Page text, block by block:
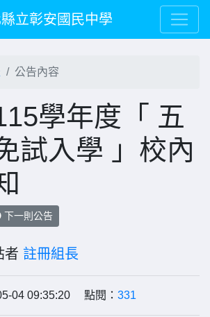
立彰安國民中學
公告內容
學年度「 五
試入學 」校內
下一則公告
者 註冊組長
04 09:35:20 點閱： 331